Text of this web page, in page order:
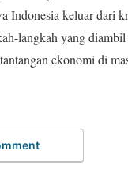
Indonesia keluar dari
langkah yang
ekonomi di